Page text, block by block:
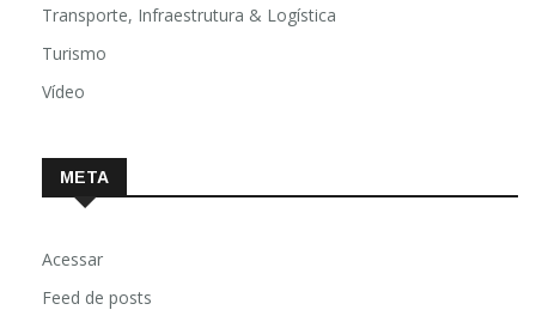
Transporte, Infraestrutura & Logística
Turismo
Vídeo
META
Acessar
Feed de posts